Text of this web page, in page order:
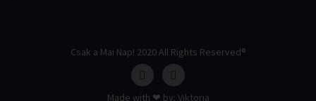
Csak a Mai Nap! 2020 All Rights Reserved®
Made with ❤ by: Viktoria